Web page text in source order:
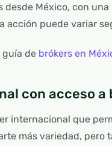
desde México, con
acción puede variar
guía de brókers en
con acceso
internacional que
más variedad,